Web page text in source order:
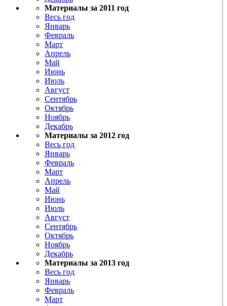
Материалы за 2011 год
Весь год
Январь
Февраль
Март
Апрель
Май
Июнь
Июль
Август
Сентябрь
Октябрь
Ноябрь
Декабрь
Материалы за 2012 год
Весь год
Январь
Февраль
Март
Апрель
Май
Июнь
Июль
Август
Сентябрь
Октябрь
Ноябрь
Декабрь
Материалы за 2013 год
Весь год
Январь
Февраль
Март